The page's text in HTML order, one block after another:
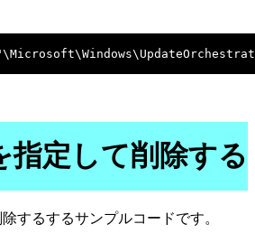
指定して削除する
するするサンプルコードです。